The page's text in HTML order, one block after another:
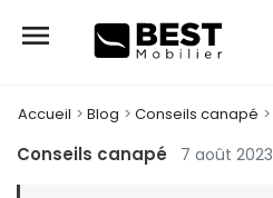

Accueil Blog Conseils canapé
Conseils canapé 7 août 2023